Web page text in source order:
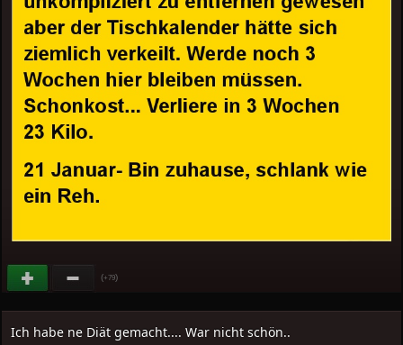
(+79)
Ich habe ne Diät gemacht.... War nicht schön..